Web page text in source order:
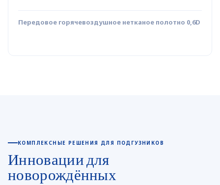
Передовое горячевоздушное нетканое полотно 0,6D
КОМПЛЕКСНЫЕ РЕШЕНИЯ ДЛЯ ПОДГУЗНИКОВ
Инновации для
новорождённых